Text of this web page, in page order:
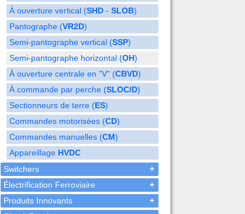
À ouverture vertical (SHD - SLOB)
Pantographe (VR2D)
Semi-pantographe vertical (SSP)
Semi-pantographe horizontal (OH)
À ouverture centrale en "V" (CBVD)
À commande par perche (SLOC/D)
Sectionneurs de terre (ES)
Commandes motorisées (CD)
Commandes manuelles (CM)
Appareillage HVDC
+
Switchers
+
Électrification Ferroviaire
+
Produits Innovants